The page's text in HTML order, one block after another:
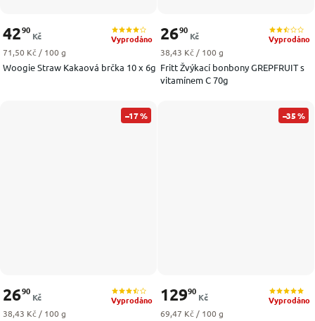
Woogie Straw Kakaová brčka 10 x 6g
Vyprodáno
4290
Kč
Měrná cena:
71,50 Kč / 100 g
Fritt Žvýkací bonbony GREPFRUIT s
vitamínem C 70g
Vyprodáno
2690
Kč
Měrná cena:
38,43 Kč / 100 g
–17 %
Vyprodáno
2690
Kč
Měrná cena:
38,43 Kč / 100 g
–35 %
Vyprodáno
12990
Kč
Měrná cena:
69,47 Kč / 100 g